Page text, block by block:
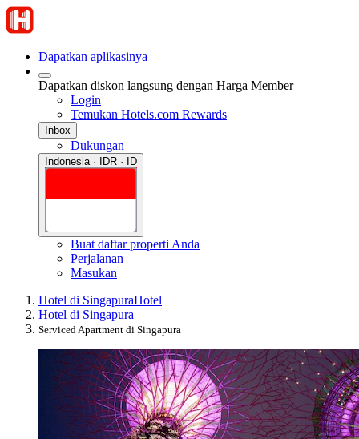
Dapatkan aplikasinya
Dapatkan diskon langsung dengan Harga Member
Login
Temukan Hotels.com Rewards
Inbox
Dukungan
Indonesia · IDR · ID
Buat daftar properti Anda
Perjalanan
Masukan
Hotel di SingapuraHotel
Hotel di Singapura
Serviced Apartment di Singapura